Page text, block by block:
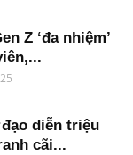
Z ‘đa nhiệm’
diễn triệu
cãi...